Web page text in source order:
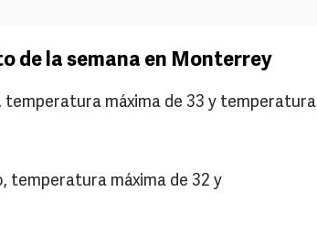
de la semana en Monterrey
temperatura máxima de 33 y temperatura
temperatura máxima de 32 y